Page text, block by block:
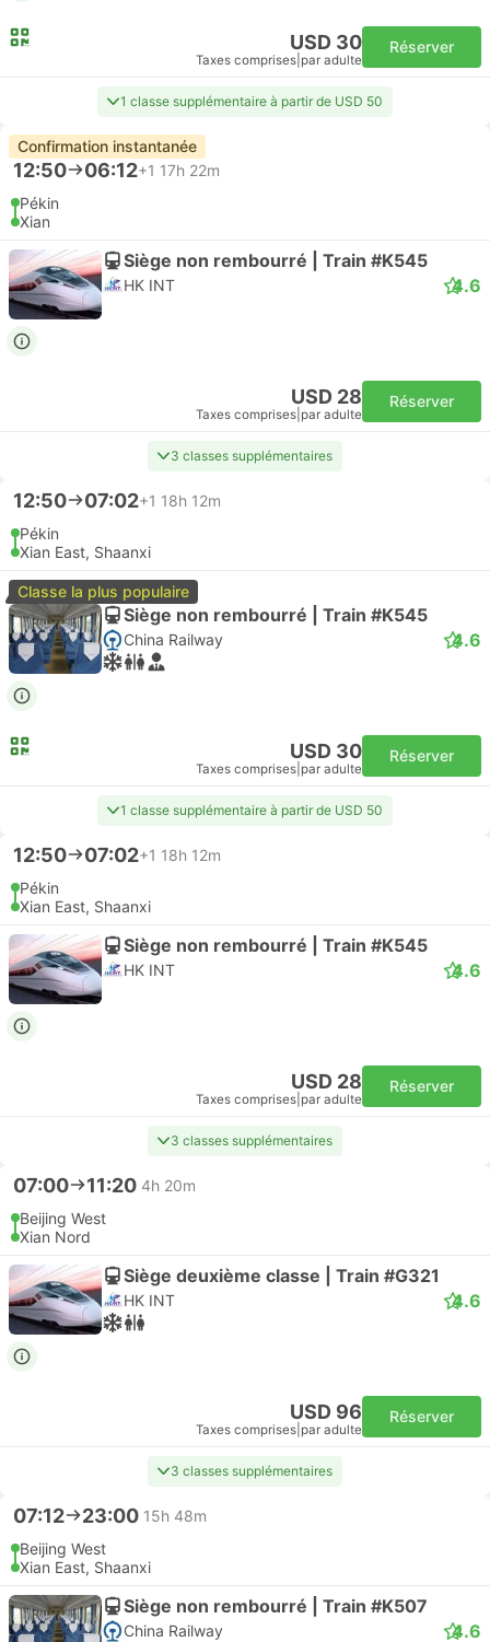
USD 30
Taxes comprises par adulte
Réserver
1 classe supplémentaire à partir de USD 50
Confirmation instantanée
12:50 06:12+1 17h 22m
Pékin
Xian
Siège non rembourré | Train #K545
HK INT 4.6
USD 28
Taxes comprises par adulte
Réserver
3 classes supplémentaires
12:50 07:02+1 18h 12m
Pékin
Xian East, Shaanxi
Classe la plus populaire
Siège non rembourré | Train #K545
China Railway 4.6
USD 30
Taxes comprises par adulte
Réserver
1 classe supplémentaire à partir de USD 50
12:50 07:02+1 18h 12m
Pékin
Xian East, Shaanxi
Siège non rembourré | Train #K545
HK INT 4.6
USD 28
Taxes comprises par adulte
Réserver
3 classes supplémentaires
07:00 11:20 4h 20m
Beijing West
Xian Nord
Siège deuxième classe | Train #G321
HK INT 4.6
USD 96
Taxes comprises par adulte
Réserver
3 classes supplémentaires
07:12 23:00 15h 48m
Beijing West
Xian East, Shaanxi
Siège non rembourré | Train #K507
China Railway 4.6